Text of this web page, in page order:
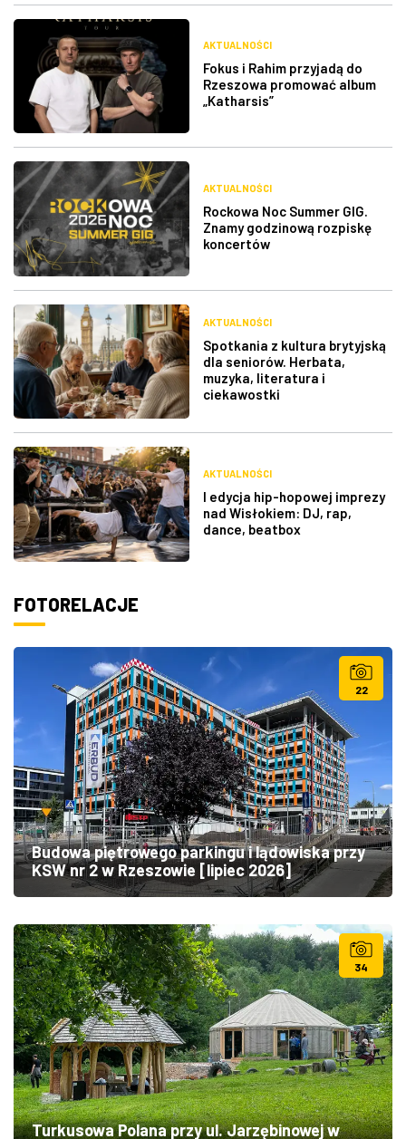
AKTUALNOŚCI
Fokus i Rahim przyjadą do
Rzeszowa promować album
„Katharsis”
AKTUALNOŚCI
Rockowa Noc Summer GIG.
Znamy godzinową rozpiskę
koncertów
AKTUALNOŚCI
Spotkania z kultura brytyjską
dla seniorów. Herbata,
muzyka, literatura i
ciekawostki
AKTUALNOŚCI
I edycja hip-hopowej imprezy
nad Wisłokiem: DJ, rap,
dance, beatbox
FOTORELACJE
22
Budowa piętrowego parkingu i lądowiska przy
KSW nr 2 w Rzeszowie [lipiec 2026]
34
Turkusowa Polana przy ul. Jarzębinowej w